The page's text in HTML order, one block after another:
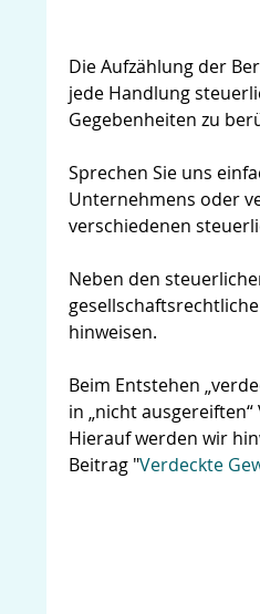
Die Aufzählung der
jede Handlung
Gegebenheiten zu
Sprechen Sie uns
Unternehmens oder
verschiedenen
Neben den
hinweisen.
Beim Entstehen
in „nicht
Hierauf werden wir
Beitrag "Verdeckte